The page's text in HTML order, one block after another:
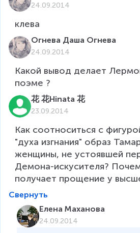
24.09.2014
клева
Огнева Даша Огнева
24.09.2014
Какой вывод делает
поэме ?
花 花Hinata 花
23.09.2014
Как соотноситься с
"духа изгнания" образ
женщины, не устоявшей
Демона-искусителя?
Свернуть
Елена Маханова
24.09.2014